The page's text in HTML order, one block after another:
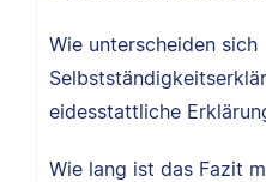
Wie unterscheiden sich
eidesstattliche
Wie lang ist das Fazit